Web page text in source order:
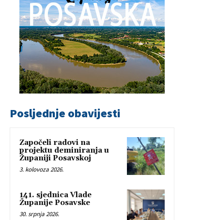
Posljednje obavijesti
Započeli radovi na
projektu deminiranja u
Županiji Posavskoj
3. kolovoza 2026.
141. sjednica Vlade
Županije Posavske
30. srpnja 2026.